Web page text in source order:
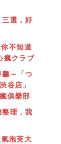
選，好
不知道
瘋クラブ
～「つ
谷店」
俱樂部
理，我
泡芙大